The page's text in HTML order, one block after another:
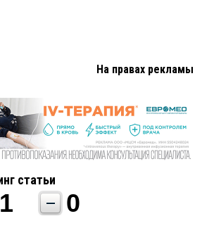
На правах рекламы
статьи
1 0